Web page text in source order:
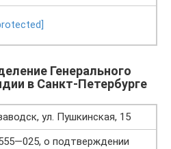
Генерального
в Санкт-Петербурге
ул. Пушкинская, 15
о подтверждении